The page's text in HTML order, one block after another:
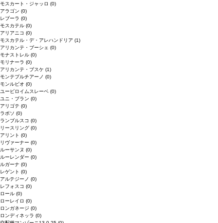
モスカート・ジャッロ (0)
アラゴン (0)
レブーラ (0)
モスカテル (0)
アリアニコ (0)
モスカテル・デ・アレハンドリア (1)
アリカンテ・ブーシェ (0)
モナストレル (0)
モリナーラ (0)
アリカンテ・ブスケ (1)
モンテプルチアーノ (0)
モンルビオ (0)
ユービロイムスレーベ (0)
ユニ・ブラン (0)
アリゴテ (0)
ラボソ (0)
ランブルスコ (0)
リースリング (0)
アリント (0)
リヴァーナー (0)
ルーサンヌ (0)
ルーレンダー (0)
ルガーナ (0)
レゲント (0)
アルテジーノ (0)
レフォスコ (0)
ロール (0)
ローレイロ (0)
ロンガネージ (0)
ロンディネッラ (0)